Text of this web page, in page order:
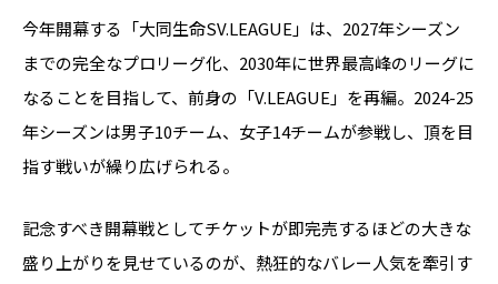
今年開幕する「大同生命SV.LEAGUE」は、2027年シーズン
までの完全なプロリーグ化、2030年に世界最高峰のリーグに
なることを目指して、前身の「V.LEAGUE」を再編。2024-25
年シーズンは男子10チーム、女子14チームが参戦し、頂を目
指す戦いが繰り広げられる。
記念すべき開幕戦としてチケットが即完売するほどの大きな
盛り上がりを見せているのが、熱狂的なバレー人気を牽引す